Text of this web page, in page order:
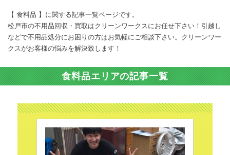
【 食料品 】に関する記事一覧ページです。
松戸市の不用品回収・買取はクリーンワークスにお任せ下さい！引越し
などで不用品処分にお困りの方はお気軽にご相談下さい。クリーンワー
クスがお客様の悩みを解決致します！
食料品エリアの記事一覧